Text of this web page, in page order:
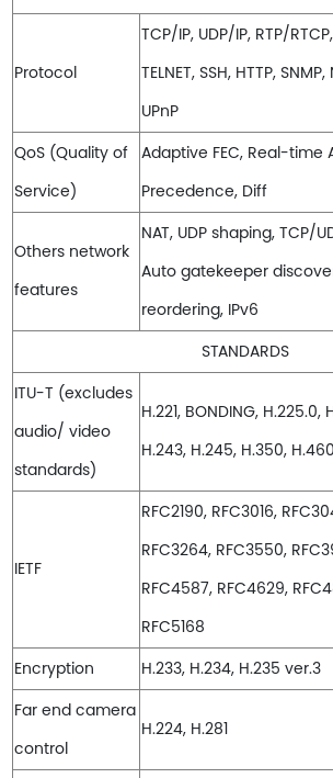
Protocol
TCP/IP, UDP/IP, RTP/
TELNET, SSH, HTTP, SNMP,
UPnP
QoS (Quality of
Service)
Adaptive FEC, Real-time
Precedence, Diff
Others network
features
NAT, UDP shaping, TCP/
Auto gatekeeper
reordering, IPv6
STANDARDS
ITU-T (excludes
audio/ video
standards)
H.221, BONDING, H.225.0,
H.243, H.245, H.350,
IETF
RFC2190, RFC3016,
RFC3264, RFC3550,
RFC4587, RFC4629,
RFC5168
Encryption
H.233, H.234, H.235 ver.3
Far end camera
control
H.224, H.281